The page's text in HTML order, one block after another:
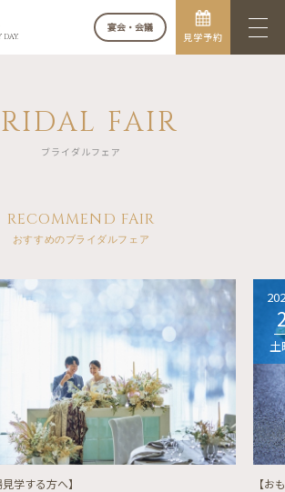
DAY.
宴会・会議
見学予約
FAIR
ブライダルフェア
RECOMMEND FAIR
おすすめのブライダルフェア
学する方へ】
土
【お